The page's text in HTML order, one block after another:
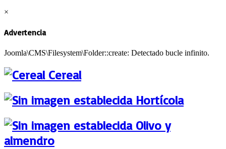
×
Advertencia
Joomla\CMS\Filesystem\Folder::create: Detectado bucle infinito.
Cereal
Hortícola
Olivo y
almendro